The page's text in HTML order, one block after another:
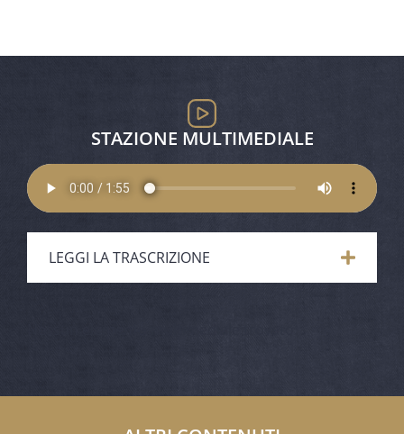
STAZIONE MULTIMEDIALE
LEGGI LA TRASCRIZIONE